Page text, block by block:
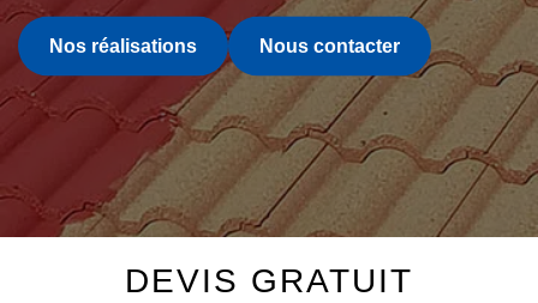
Nos réalisations Nous contacter
DEVIS GRATUIT